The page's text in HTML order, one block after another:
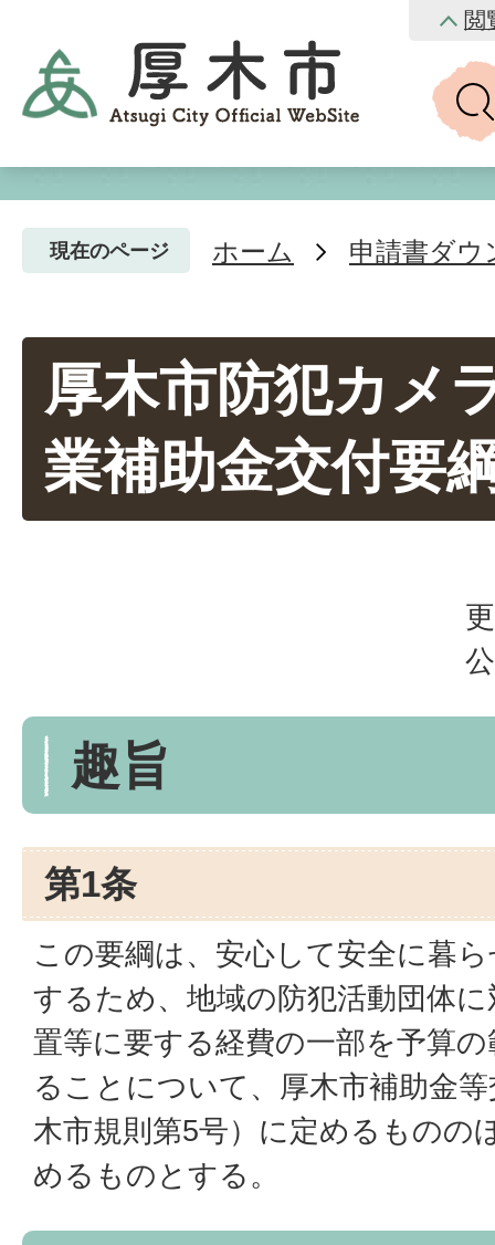
閲
現在のページ ホーム 申請書ダウ
厚木市防犯カメ
業補助金交付要
趣旨
第1条
この要綱は、安心して安全に暮
するため、地域の防犯活動団体
置等に要する経費の一部を予算
ることについて、厚木市補助金
木市規則第5号）に定めるものの
めるものとする。